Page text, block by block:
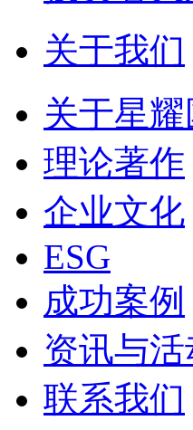
关于我们
关于星
理论著作
企业文化
ESG
成功案例
资讯与活
联系我们